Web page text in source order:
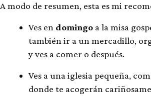
A modo de resumen, esta es mi
Ves en domingo a la misa
también ir a un mercadillo,
y ves a comer o después.
Ves a una iglesia pequeña,
donde te acogerán